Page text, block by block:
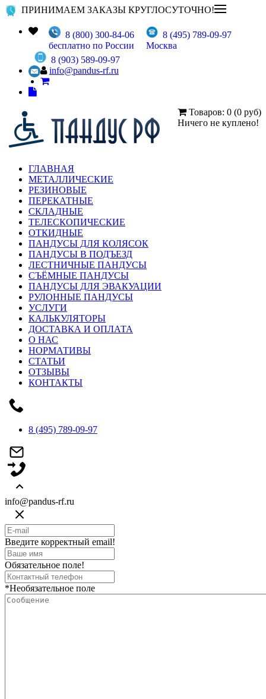
ПРИНИМАЕМ ЗАКАЗЫ КРУГЛОСУТОЧНО!
8 (800) 300-84-06
бесплатно по России
8 (495) 789-09-97
Москва
8 (903) 589-09-97
info@pandus-rf.ru
Товаров: 0 (0 руб)
Ничего не куплено!
ГЛАВНАЯ
МЕТАЛЛИЧЕСКИЕ
РЕЗИНОВЫЕ
ПЕРЕКАТНЫЕ
СКЛАДНЫЕ
ТЕЛЕСКОПИЧЕСКИЕ
ОТКИДНЫЕ
ПАНДУСЫ ДЛЯ КОЛЯСОК
ПАНДУСЫ В ПОДЪЕЗД
ЛЕСТНИЧНЫЕ ПАНДУСЫ
СЪЁМНЫЕ ПАНДУСЫ
ПАНДУСЫ ДЛЯ ЭВАКУАЦИИ
РУЛОННЫЕ ПАНДУСЫ
УСЛУГИ
КАЛЬКУЛЯТОРЫ
ДОСТАВКА И ОПЛАТА
О НАС
НОРМАТИВЫ
СТАТЬИ
ОТЗЫВЫ
КОНТАКТЫ
8 (495) 789-09-97
info@pandus-rf.ru
Введите корректный email!
Обязательное поле!
*Необязательное поле